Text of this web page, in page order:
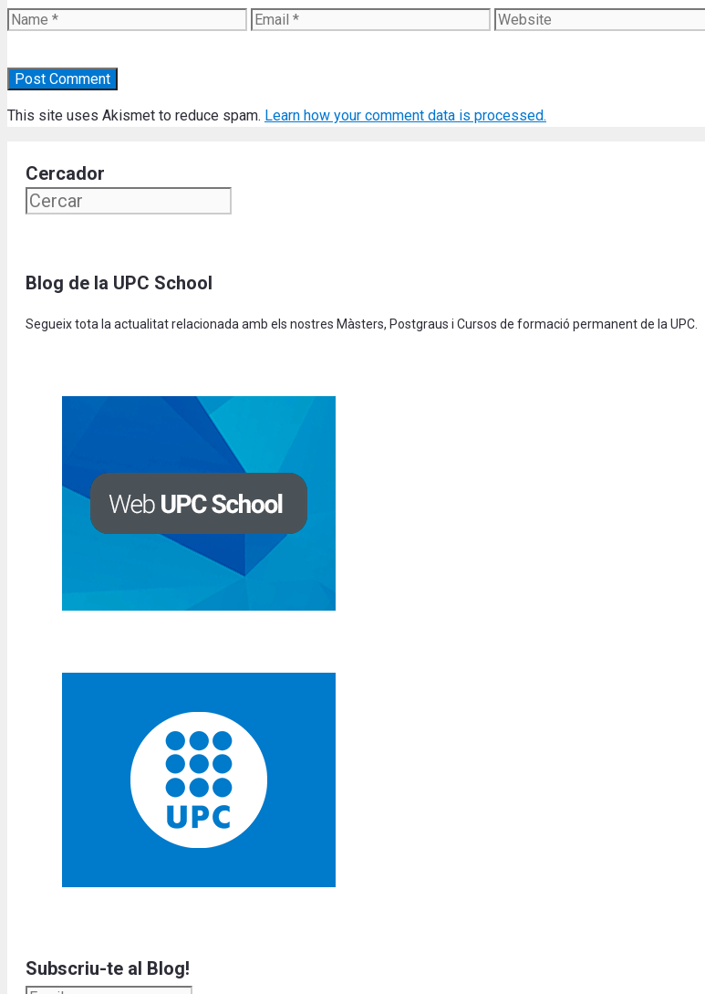
Name Email Website
This site uses Akismet to reduce spam. Learn how your comment data is processed.
Cercador
Blog de la UPC School
Segueix tota la actualitat relacionada amb els nostres Màsters, Postgraus i Cursos de formació permanent de la UPC.
Subscriu-te al Blog!